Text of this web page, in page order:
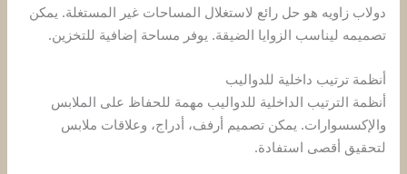
دولاب زاويه هو حل رائع لاستغلال المساحات غير المستغلة. يمكن
تصميمه ليناسب الزوايا الضيقة. يوفر مساحة إضافية للتخزين.
أنظمة ترتيب داخلية للدواليب
أنظمة الترتيب الداخلية للدواليب مهمة للحفاظ على الملابس
والإكسسوارات. يمكن تصميم أرفف، أدراج، وعلاقات ملابس
لتحقيق أقصى استفادة.